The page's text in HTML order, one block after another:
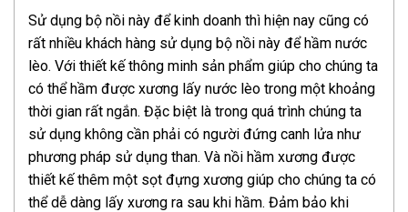
Sử dụng bộ nồi này để kinh doanh thì hiện nay cũng có
rất nhiều khách hàng sử dụng bộ nồi này để hầm nước
lèo. Với thiết kế thông minh sản phẩm giúp cho chúng ta
có thể hầm được xương lấy nước lèo trong một khoảng
thời gian rất ngắn. Đặc biệt là trong quá trình chúng ta
sử dụng không cần phải có người đứng canh lửa như
phương pháp sử dụng than. Và nồi hầm xương được
thiết kế thêm một sọt đựng xương giúp cho chúng ta có
thể dễ dàng lấy xương ra sau khi hầm. Đảm bảo khi